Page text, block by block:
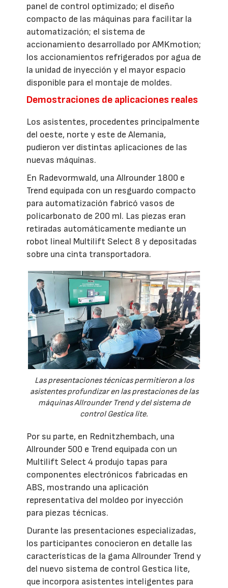
panel de control optimizado; el diseño
compacto de las máquinas para facilitar la
automatización; el sistema de
accionamiento desarrollado por AMKmotion;
los accionamientos refrigerados por agua de
la unidad de inyección y el mayor espacio
disponible para el montaje de moldes.
Demostraciones de aplicaciones reales
Los asistentes, procedentes principalmente
del oeste, norte y este de Alemania,
pudieron ver distintas aplicaciones de las
nuevas máquinas.
En Radevormwald, una Allrounder 1800 e
Trend equipada con un resguardo compacto
para automatización fabricó vasos de
policarbonato de 200 ml. Las piezas eran
retiradas automáticamente mediante un
robot lineal Multilift Select 8 y depositadas
sobre una cinta transportadora.
Las presentaciones técnicas permitieron a los
asistentes profundizar en las prestaciones de las
máquinas Allrounder Trend y del sistema de
control Gestica lite.
Por su parte, en Rednitzhembach, una
Allrounder 500 e Trend equipada con un
Multilift Select 4 produjo tapas para
componentes electrónicos fabricadas en
ABS, mostrando una aplicación
representativa del moldeo por inyección
para piezas técnicas.
Durante las presentaciones especializadas,
los participantes conocieron en detalle las
características de la gama Allrounder Trend y
del nuevo sistema de control Gestica lite,
que incorpora asistentes inteligentes para